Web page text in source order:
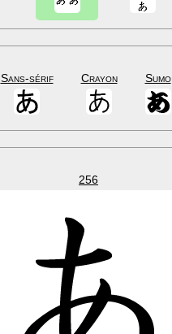
Sans-sérif Crayon Sumo
256